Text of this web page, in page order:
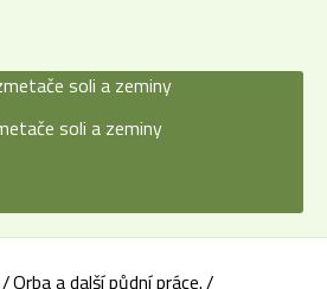
soli a zeminy
Orba a další půdní práce.